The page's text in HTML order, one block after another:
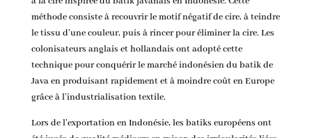
méthode consiste à recouvrir le motif négatif de cire, à teindre
le tissu d’une couleur, puis à rincer pour éliminer la cire. Les
colonisateurs anglais et hollandais ont adopté cette
technique pour conquérir le marché indonésien du batik de
Java en produisant rapidement et à moindre coût en Europe
grâce à l’industrialisation textile.
Lors de l’exportation en Indonésie, les batiks européens ont